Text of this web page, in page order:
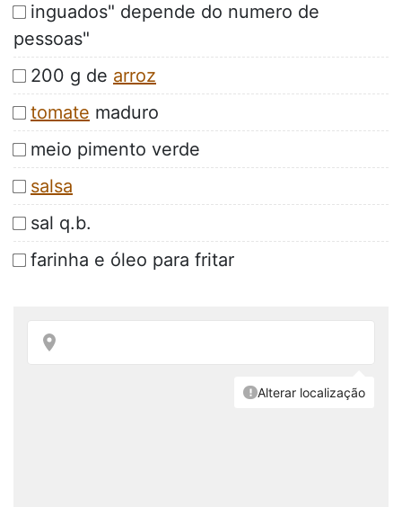
inguados" depende do numero de
pessoas"
200 g de arroz
tomate maduro
meio pimento verde
salsa
sal q.b.
farinha e óleo para fritar